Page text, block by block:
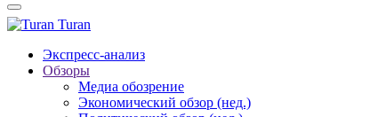
Turan
Экспресс-анализ
Обзоры
Медиа обозрение
Экономический обзор (нед.)